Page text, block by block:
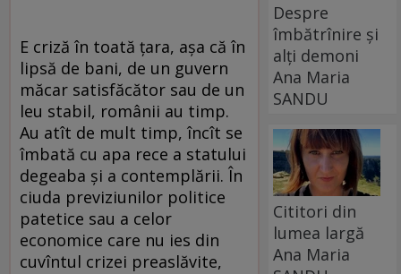
E criză în toată ţara, aşa că în
lipsă de bani, de un guvern
măcar satisfăcător sau de un
leu stabil, românii au timp.
Au atît de mult timp, încît se
îmbată cu apa rece a statului
degeaba şi a contemplării. În
ciuda previziunilor politice
patetice sau a celor
economice care nu ies din
cuvîntul crizei preaslăvite,
Despre
îmbătrînire și
alți demoni
Ana Maria
SANDU
Cititori din
lumea largă
Ana Maria